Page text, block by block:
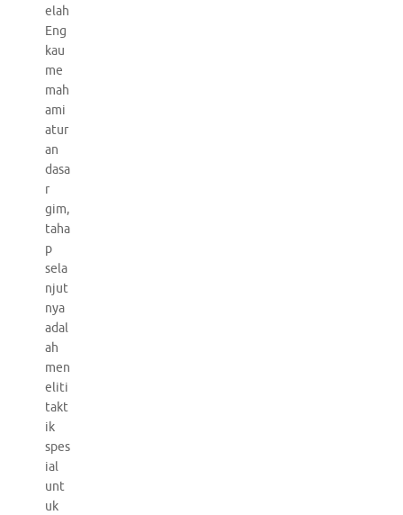
elah
Eng
kau
me
mah
ami
atur
an
dasa
r
gim,
taha
p
sela
njut
nya
adal
ah
men
eliti
takt
ik
spes
ial
unt
uk